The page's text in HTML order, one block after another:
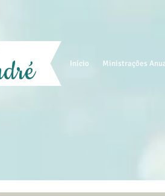
Início Ministrações